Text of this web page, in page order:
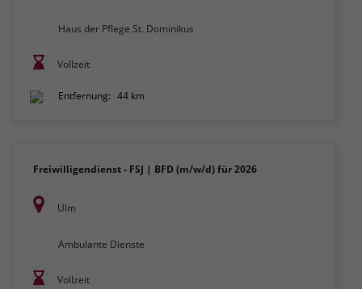
Haus der Pflege St. Dominikus
Vollzeit
Entfernung: 44 km
Freiwilligendienst - FSJ | BFD (m/w/d) für 2026
Ulm
Ambulante Dienste
Vollzeit